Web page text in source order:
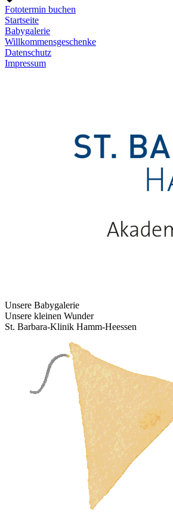
Fototermin buchen
Startseite
Babygalerie
Willkommensgeschenke
Datenschutz
Impressum
Unsere Babygalerie
Unsere kleinen Wunder
St. Barbara-Klinik Hamm-Heessen